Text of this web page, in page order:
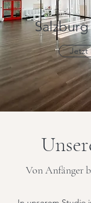
Jetzt
Von Anfänger